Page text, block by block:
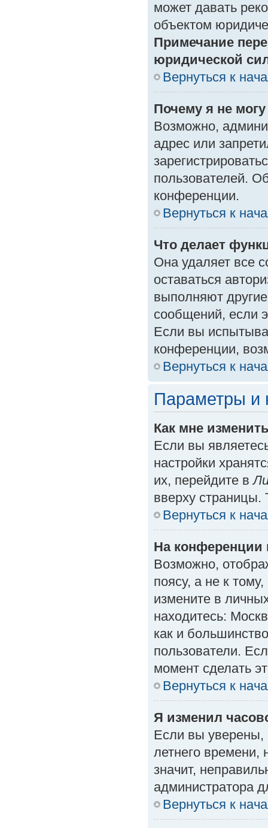
может давать
объектом
Примечание
юридической
Вернуться к
Почему я не
Возможно,
адрес или
пользователей.
конференции.
Вернуться к
Что делает
Она удаляет все
оставаться
выполняют
сообщений, если
Если вы
конференции,
Вернуться к
Параметры и
Как мне
Если вы
настройки
их, перейдите в
вверху страницы.
Вернуться к
На конференции
Возможно,
поясу, а не к
измените в
находитесь:
как и
пользователи.
момент сделать
Вернуться к
Я изменил
Если вы уверены,
летнего времени,
значит,
администратора
Вернуться к